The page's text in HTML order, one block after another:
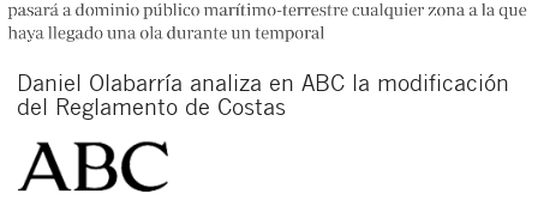
Daniel Olabarría analiza en ABC la modificación
del Reglamento de Costas